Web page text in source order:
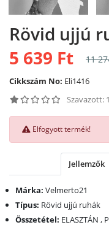
Rövid ujjú
5 639 Ft
11
Cikkszám No: Eli1416
Szavazott:
Elfogyott termék!
Jellemzők
Márka: Velmerto21
Típus: Rövid ujjú ruhák
Összetétel: ELASZTÁN ,